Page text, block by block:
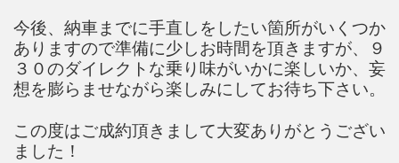
今後、納車までに手直しをしたい箇所がいくつか
ありますので準備に少しお時間を頂きますが、９
３０のダイレクトな乗り味がいかに楽しいか、妄
想を膨らませながら楽しみにしてお待ち下さい。
この度はご成約頂きまして大変ありがとうござい
ました！